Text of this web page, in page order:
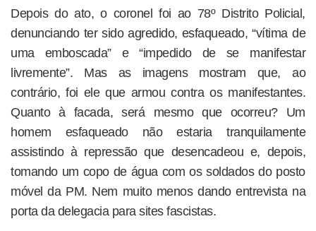
Depois do ato, o coronel foi ao 78º Distrito Policial,
denunciando ter sido agredido, esfaqueado, “vítima de
uma emboscada” e “impedido de se manifestar
livremente”. Mas as imagens mostram que, ao
contrário, foi ele que armou contra os manifestantes.
Quanto à facada, será mesmo que ocorreu? Um
homem esfaqueado não estaria tranquilamente
assistindo à repressão que desencadeou e, depois,
tomando um copo de água com os soldados do posto
móvel da PM. Nem muito menos dando entrevista na
porta da delegacia para sites fascistas.